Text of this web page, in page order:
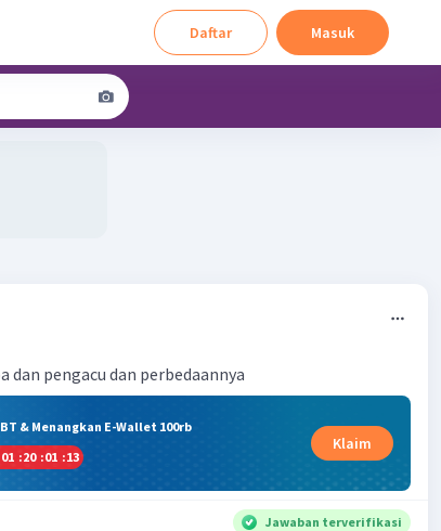
Daftar Masuk
dan pengacu dan perbedaannya
& Menangkan E-Wallet 100rb
01 :20 :01 :13
Klaim
Jawaban terverifikasi